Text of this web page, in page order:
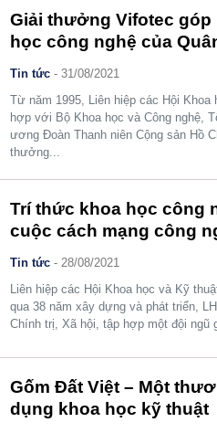
Giải thưởng Vifotec
học công nghệ của
Tin tức -31/08/2021
Từ năm 1995, Liên hiệp các Hội Khoa
hợp với Bộ Khoa học và Công nghệ,
ương Đoàn Thanh niên Cộng sản Hồ
thưởng...
Trí thức khoa học công
cuộc cách mạng công
Tin tức - 28/08/2021
Liên hiệp các Hội Khoa học và Kỹ
qua 38 năm xây dựng và phát triển,
Chính trị, Xã hội, tập hợp một đội ngũ
Gốm Đất Việt – Một
dụng khoa học kỹ thuật